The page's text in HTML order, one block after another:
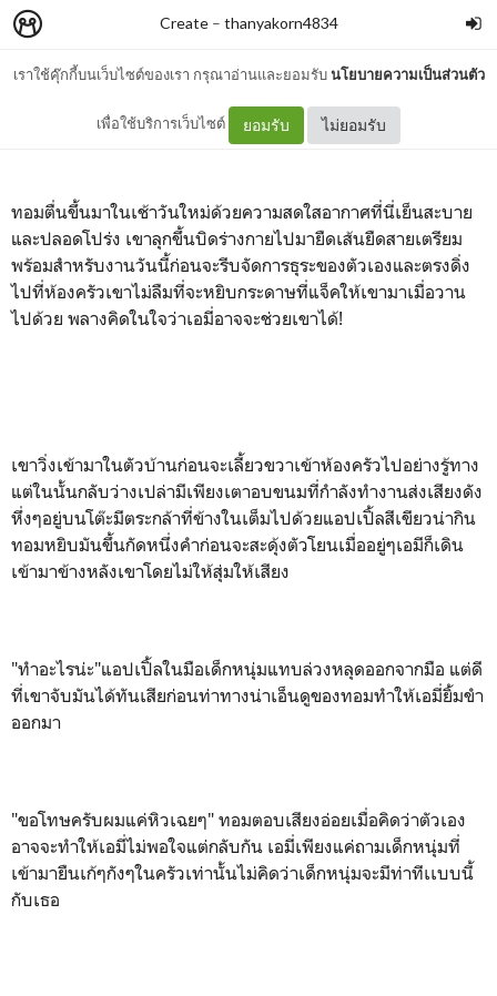
เราใช้คุ๊กกี้บนเว็บไซต์ของเรา กรุณาอ่านและยอมรับนโยบายความเป็นส่วนตัว
เพื่อใช้บริการเว็บไซต์ ยอมรับ ไม่ยอมรับ
Create– thanyakorn4834
EP : 4
ทอมตื่นขึ้นมาในเช้าวันใหม่ด้วยความสดใสอากาศที่นี่เย็นสะบาย
และปลอดโปร่ง เขาลุกขึ้นบิดร่างกายไปมายืดเส้นยืดสายเตรียม
พร้อมสำหรับงานวันนี้ก่อนจะรีบจัดการธุระของตัวเองและตรงดิ่ง
ไปที่ห้องครัวเขาไม่ลืมที่จะหยิบกระดาษที่แจ็คให้เขามาเมื่อวาน
ไปด้วย พลางคิดในใจว่าเอมี่อาจจะช่วยเขาได้!
เขาวิ่งเข้ามาในตัวบ้านก่อนจะเลี้ยวขวาเข้าห้องครัวไปอย่างรู้ทาง
แต่ในนั้นกลับว่างเปล่ามีเพียงเตาอบขนมที่กำลังทำงานส่งเสียงดัง
หึ่งๆอยู่บนโต๊ะมีตระกล้าที่ข้างในเต็มไปด้วยแอปเปิ้ลสีเขียวน่ากิน
ทอมหยิบมันขึ้นกัดหนึ่งคำก่อนจะสะดุ้งตัวโยนเมื่ออยู่ๆเอมีก็เดิน
เข้ามาข้างหลังเขาโดยไม่ให้สุ่มให้เสียง
"ทำอะไรน่ะ"แอปเปิ้ลในมือเด็กหนุ่มแทบล่วงหลุดออกจากมือ แต่ดี
ที่เขาจับมันได้ทันเสียก่อนท่าทางน่าเอ็นดูของทอมทำให้เอมี่ยิ้มขำ
ออกมา
"ขอโทษครับผมแค่หิวเฉยๆ" ทอมตอบเสียงอ่อยเมื่อคิดว่าตัวเอง
อาจจะทำให้เอมี่ไม่พอใจแต่กลับกัน เอมี่เพียงแค่ถามเด็กหนุ่มที่
เข้ามายืนเก้ๆกังๆในครัวเท่านั้นไม่คิดว่าเด็กหนุ่มจะมีท่าทีเเบบนี้
กับเธอ